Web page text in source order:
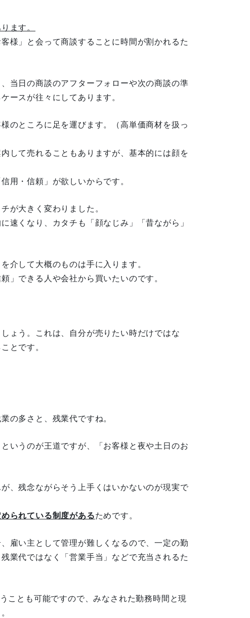
ます。
様」と会って商談することに時間が割かれるた
当日の商談のアフターフォローや次の商談の準
ースが往々にしてあります。
のところに足を運びます。（高単価商材を扱っ
して売れることもありますが、基本的には顔を
用・信頼」が欲しいからです。
が大きく変わりました。
速くなり、カタチも「顔なじみ」「昔ながら」
介して大概のものは手に入ります。
」できる人や会社から買いたいのです。
ょう。これは、自分が売りたい時だけではな
とです。
の多さと、残業代ですね。
いうのが王道ですが、「お客様と夜や土日のお
、残念ながらそう上手くはいかないのが現実で
られている制度があるためです。
雇い主として管理が難しくなるので、一定の勤
業代ではなく「営業手当」などで充当されるた
ことも可能ですので、みなされた勤務時間と現